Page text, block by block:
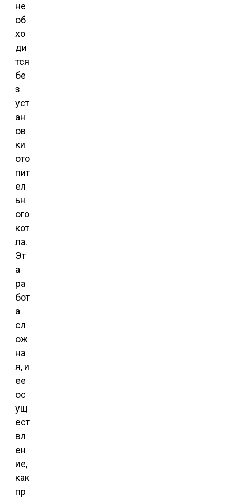
не
об
хо
ди
тся
бе
з
уст
ан
ов
ки
ото
пит
ел
ьн
ого
кот
ла.
Эт
а
ра
бот
а
сл
ож
на
я, и
ее
ос
ущ
ест
вл
ен
ие,
как
пр